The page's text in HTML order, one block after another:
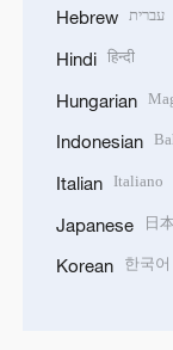
Hebrew עברית
Hindi हिन्दी
Hungarian
Indonesian
Italian Italiano
Japanese 日
Korean 한국어